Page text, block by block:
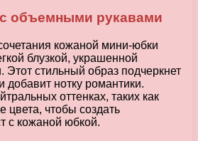
с объемными рукавами
кожаной мини-юбки
блузкой, украшенной
стильный образ подчеркнет
добавит нотку романтики.
оттенках, таких как
цвета, чтобы создать
с кожаной юбкой.